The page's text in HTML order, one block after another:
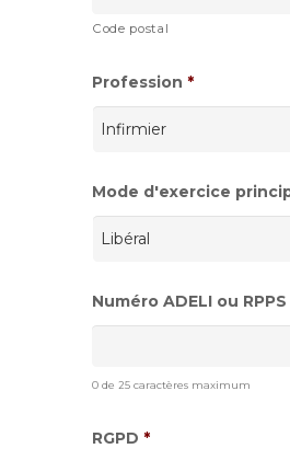
Code postal
Profession *
Mode d'exercice
Numéro ADELI ou RPPS
0 de 25 caractères maximum
RGPD *